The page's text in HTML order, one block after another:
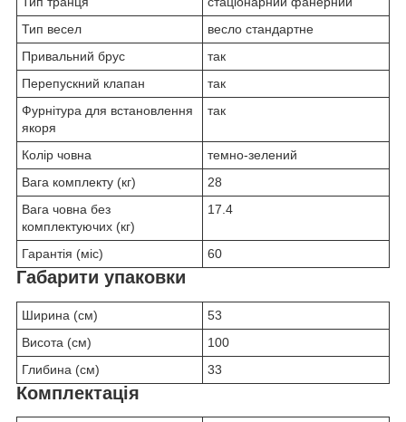
Тип весел
весло стандартне
Привальний брус
так
Перепускний клапан
так
Фурнітура для встановлення
якоря
так
Колір човна
темно-зелений
Вага комплекту (кг)
28
Вага човна без
комплектуючих (кг)
17.4
Гарантія (міс) 60
Габарити упаковки
Ширина (см)
53
Висота (см)
100
Глибина (см)
33
Комплектація